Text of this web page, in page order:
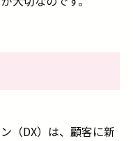
（DX）は、顧客に新